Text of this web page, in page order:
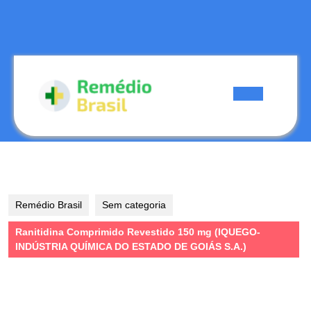
Remédio Brasil Sem categoria
Ranitidina Comprimido Revestido 150 mg (IQUEGO-
INDÚSTRIA QUÍMICA DO ESTADO DE GOIÁS S.A.)